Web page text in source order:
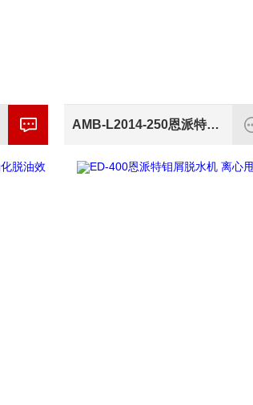
AMB-L2014-250恩派特铝线打包机 一键压缩包块紧实